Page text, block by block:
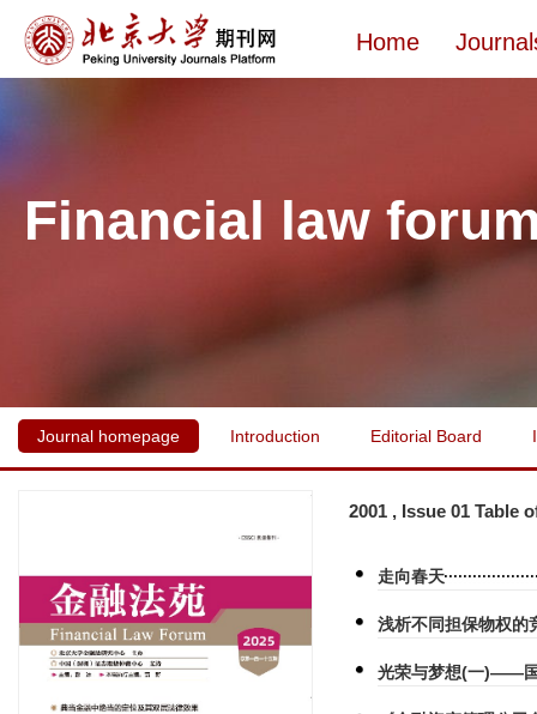
Home
Financial law
Journal homepage Introduction Editorial Board
2001 , Issue 01 Table
走向春天
浅析不同担保物权的
光荣与梦想(一)——